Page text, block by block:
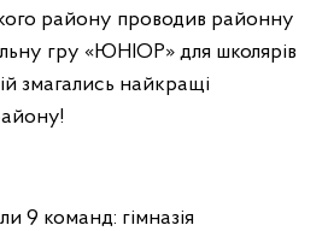
району проводив районну
гру «ЮНІОР» для школярів
змагались найкращі
9 команд: гімназія